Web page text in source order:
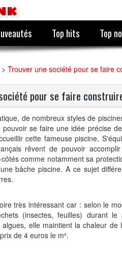
Top hits Top
> Trouver une société pour se faire
pour se faire
de nombreux styles de
se faire une idée précise
cette fameuse piscine.
rêvent de pouvoir
comme notamment sa
bâche piscine. A ce sujet
très intéressant car : selon le
(insectes, feuilles) durant
elle maintient la chaleur de
de 4 euros le m².